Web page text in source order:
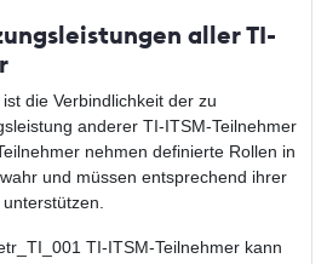
aller TI-
die Verbindlichkeit der zu
anderer TI-ITSM-Teilnehmer
nehmen definierte Rollen in
und müssen entsprechend ihrer
TI-ITSM-Teilnehmer kann